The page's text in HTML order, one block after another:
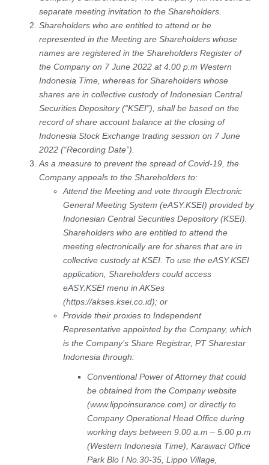
separate meeting invitation to the Shareholders.
Shareholders who are entitled to attend or be
represented in the Meeting are Shareholders whose
names are registered in the Shareholders Register of
the Company on 7 June 2022 at 4.00 p.m Western
Indonesia Time, whereas for Shareholders whose
shares are in collective custody of Indonesian Central
Securities Depository (“KSEI”), shall be based on the
record of share account balance at the closing of
Indonesia Stock Exchange trading session on 7 June
2022 (“Recording Date”).
As a measure to prevent the spread of Covid-19, the
Company appeals to the Shareholders to:
Attend the Meeting and vote through Electronic
General Meeting System (eASY.KSEI) provided by
Indonesian Central Securities Depository (KSEI).
Shareholders who are entitled to attend the
meeting electronically are for shares that are in
collective custody at KSEI. To use the eASY.KSEI
application, Shareholders could access
eASY.KSEI menu in AKSes
(https://akses.ksei.co.id); or
Provide their proxies to Independent
Representative appointed by the Company, which
is the Company’s Share Registrar, PT Sharestar
Indonesia through:
Conventional Power of Attorney that could
be obtained from the Company website
(www.lippoinsurance.com) or directly to
Company Operational Head Office during
working days between 9.00 a.m – 5.00 p.m
(Western Indonesia Time), Karawaci Office
Park Blo I No.30-35, Lippo Village,